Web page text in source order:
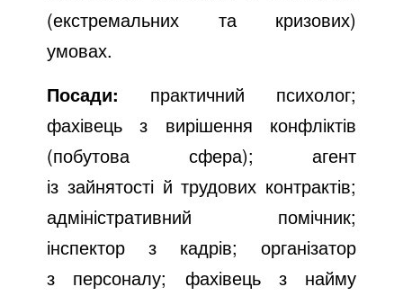
(екстремальних та кризових)
умовах.
Посади: практичний психолог;
фахівець з вирішення конфліктів
(побутова сфера); агент
із зайнятості й трудових контрактів;
адміністративний помічник;
інспектор з кадрів; організатор
з персоналу; фахівець з найму